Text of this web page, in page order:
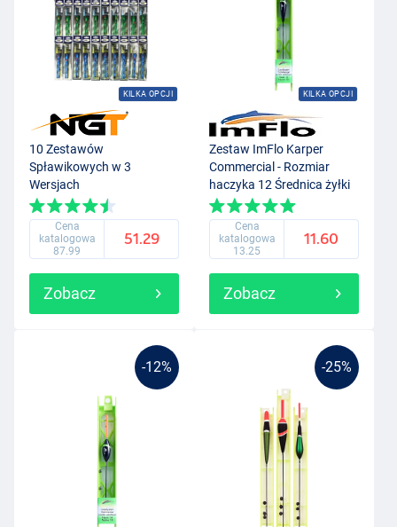
KILKA OPCJI
10 Zestawów
Spławikowych w 3
Wersjach
Cena
katalogowa
87.99
51.29
Zobacz
KILKA OPCJI
Zestaw ImFlo Karper
Commercial - Rozmiar
haczyka 12 Średnica żyłki
0.18mm
Cena
katalogowa
13.25
11.60
Zobacz
-12% -25%